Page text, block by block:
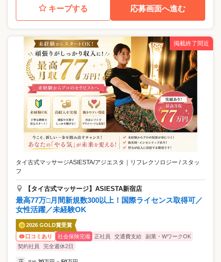
キープする 応募画面へ進む
掲載終了間近
タイ古式マッサージASIESTA/アジエスタ
リフレクソロジー / スタッ
フ
【タイ古式マッサージ】ASIESTA新宿店
最高77万□月間新規数300以上！国際ライセンス取得可／
女性活躍／未経験OK
2026 GOLD賞受賞
口コミあり
社会保険完備 正社員 交通費支給
副業・WワークOK
契約社員
完全週休2日